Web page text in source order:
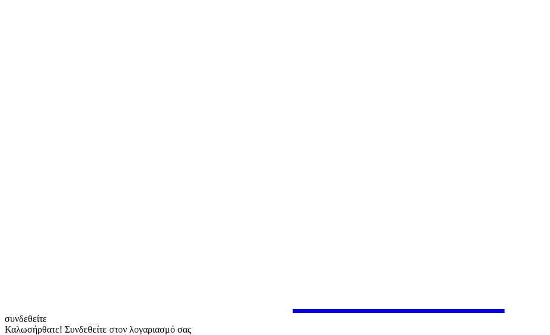
συνδεθείτε
Καλωσήρθατε! Συνδεθείτε στον λογαριασμό σας